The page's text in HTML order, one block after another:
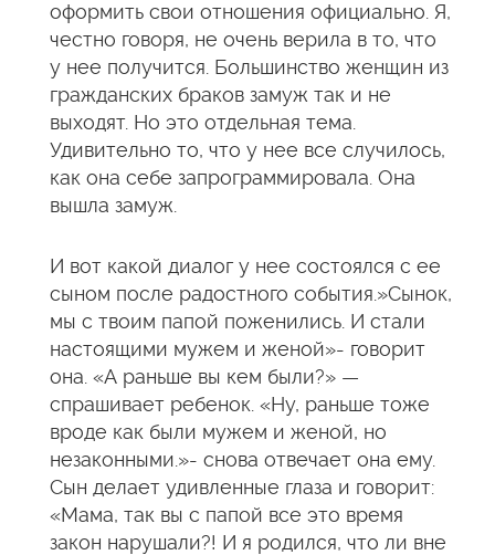
оформить свои отношения официально. Я,
честно говоря, не очень верила в то, что
у нее получится. Большинство женщин из
гражданских браков замуж так и не
выходят. Но это отдельная тема.
Удивительно то, что у нее все случилось,
как она себе запрограммировала. Она
вышла замуж.
И вот какой диалог у нее состоялся с ее
сыном после радостного события.»Сынок,
мы с твоим папой поженились. И стали
настоящими мужем и женой»- говорит
она. «А раньше вы кем были?» —
спрашивает ребенок. «Ну, раньше тоже
вроде как были мужем и женой, но
незаконными.»- снова отвечает она ему.
Сын делает удивленные глаза и говорит:
«Мама, так вы с папой все это время
закон нарушали?! И я родился, что ли вне